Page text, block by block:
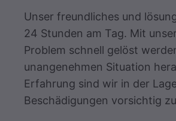
Unser freundliches und
24 Stunden am Tag. Mit
Problem schnell gelöst
unangenehmen Situation
Erfahrung sind wir in der
Beschädigungen vorsichtig